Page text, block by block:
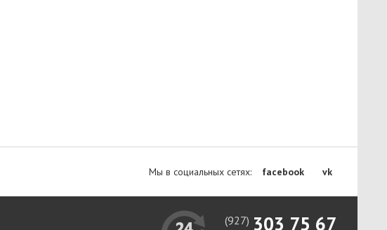
Мы в социальных сетях: facebook vk
(927) 303 75 67